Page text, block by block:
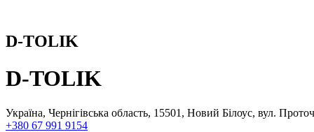
D-TOLIK
D-TOLIK
Україна, Чернігівська область, 15501, Новий Білоус, вул.
+380 67 991 9154